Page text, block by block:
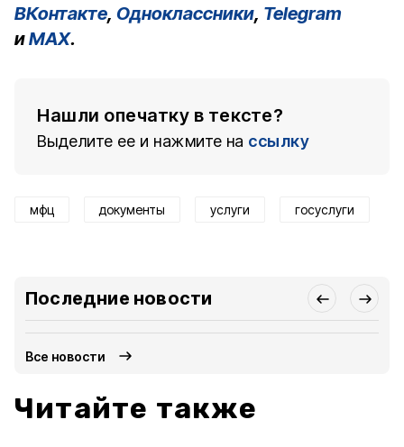
ВКонтакте, Одноклассники, Telegram
иMAX.
Нашли опечатку в тексте?
Выделите ее и нажмите на ссылку
мфц документы услуги госуслуги
Последние новости
Все новости
Читайте также